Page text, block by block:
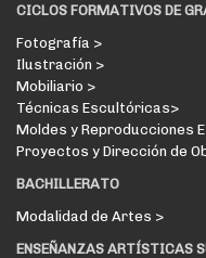
CICLOS FORMATIVOS DE
Fotografía >
Ilustración >
Mobiliario >
Técnicas Escultóricas>
Moldes y Reproducciones
Proyectos y Dirección de
BACHILLERATO
Modalidad de Artes >
ENSEÑANZAS ARTÍSTICAS